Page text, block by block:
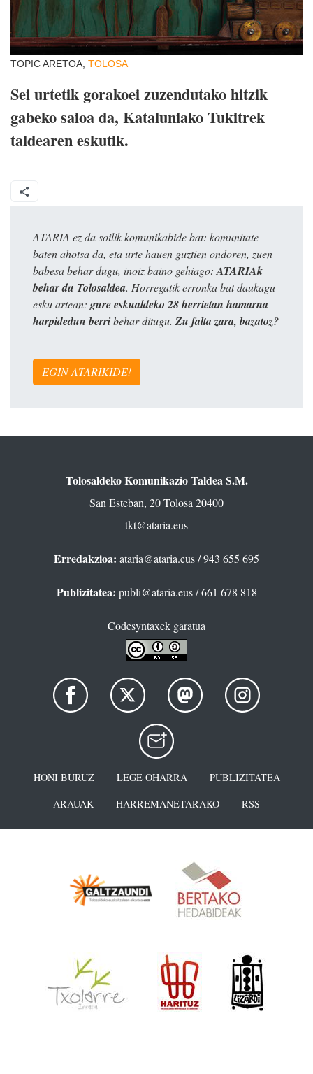
TOPIC ARETOA, TOLOSA
Sei urtetik gorakoei zuzendutako hitzik
gabeko saioa da, Kataluniako Tukitrek
taldearen eskutik.
ATARIA ez da soilik komunikabide bat: komunitate
baten ahotsa da, eta urte hauen guztien ondoren, zuen
babesa behar dugu, inoiz baino gehiago:ATARIAk
behar du Tolosaldea. Horregatik erronka bat daukagu
esku artean: gure eskualdeko 28 herrietan hamarna
harpidedun berribehar ditugu. Zu falta zara, bazatoz?
EGIN ATARIKIDE!
Tolosaldeko Komunikazio Taldea S.M.
San Esteban, 20 Tolosa 20400
tkt@ataria.eus
Erredakzioa: ataria@ataria.eus/ 943 655 695
Publizitatea: publi@ataria.eus/ 661 678 818
Codesyntaxek garatua
HONI BURUZ LEGE OHARRA
PUBLIZITATEA
ARAUAK
HARREMANETARAKO RSS